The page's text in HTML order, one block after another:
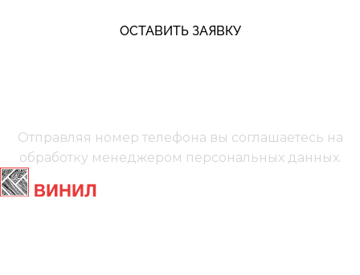
ОСТАВИТЬ ЗАЯВКУ
Отправляя номер телефона вы соглашаетесь на
обработку менеджером персональных данных.